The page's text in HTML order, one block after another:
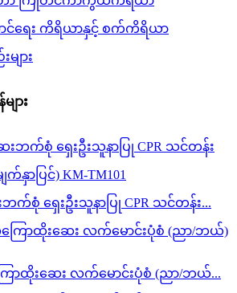
င်ရေး ကိရိယာနှင့် စက်ကိရိယာ
များ
ျား
က်စုံ ရှေးဦးသူနာပြု CPR သင်တန်း...
ာထိုးဆေး လက်မောင်းပုံစံ (ညာ/ဘယ်...